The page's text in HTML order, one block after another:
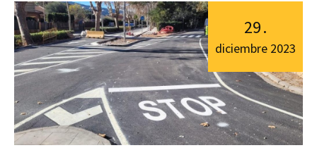
29.
diciembre 2023